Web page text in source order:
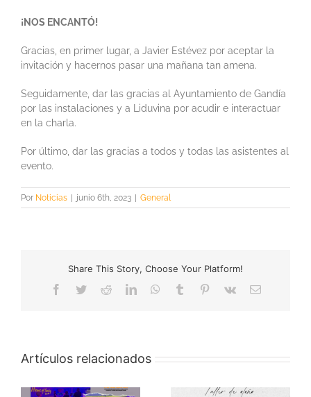
¡NOS ENCANTÓ!
Gracias, en primer lugar, a Javier Estévez por aceptar la
invitación y hacernos pasar una mañana tan amena.
Seguidamente, dar las gracias al Ayuntamiento de Gandía
por las instalaciones y a Liduvina por acudir e interactuar
en la charla.
Por último, dar las gracias a todos y todas las asistentes al
evento.
Por Noticias | junio 6th, 2023 | General
Share This Story, Choose Your Platform!
Facebook
TwitterRedditLinkedInWhatsApp
Tumblr Pinterest
Vk
Correo
Artículos relacionados